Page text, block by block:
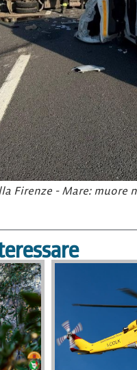
Firenze - Mare: